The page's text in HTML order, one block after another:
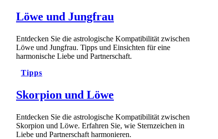
Löwe und Jungfrau
Entdecken Sie die astrologische Kompatibilität zwischen
Löwe und Jungfrau. Tipps und Einsichten für eine
harmonische Liebe und Partnerschaft.
Tipps
Skorpion und Löwe
Entdecken Sie die astrologische Kompatibilität zwischen
Skorpion und Löwe. Erfahren Sie, wie Sternzeichen in
Liebe und Partnerschaft harmonieren.